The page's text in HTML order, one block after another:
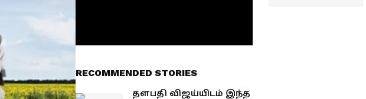
RECOMMENDED STORIES
தளபதி விஜய்யிடம் இந்த